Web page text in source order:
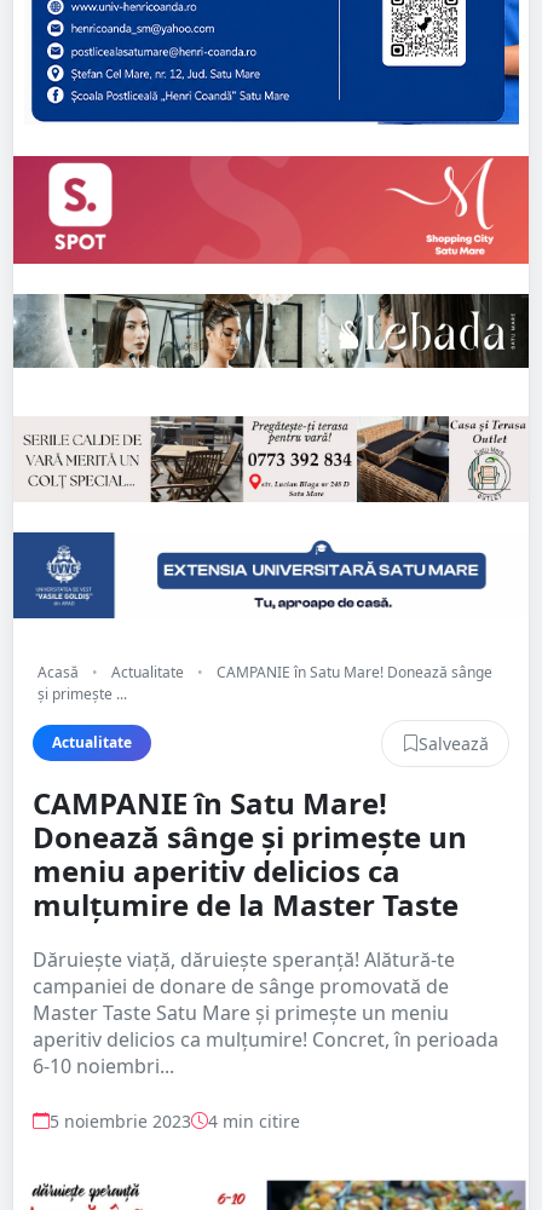
Acasă • Actualitate •
CAMPANIE în Satu Mare! Donează sânge
și primește ...
Actualitate Salvează
CAMPANIE în Satu Mare!
Donează sânge și primește un
meniu aperitiv delicios ca
mulțumire de la Master Taste
Dăruiește viață, dăruiește speranță! Alătură-te
campaniei de donare de sânge promovată de
Master Taste Satu Mare și primește un meniu
aperitiv delicios ca mulțumire! Concret, în perioada
6-10 noiembri...
5 noiembrie 2023 4 min citire